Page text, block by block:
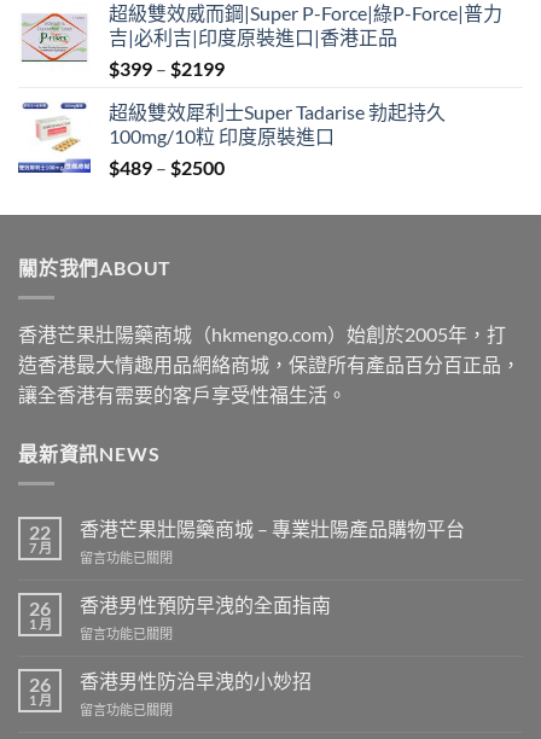
$399
through
$2199
超級雙效威而鋼|Super P-Force|綠P-Force|普力
吉|必利吉|印度原裝進口|香港正品
$399 – $2199Price
$399
through
$2199
超級雙效犀利士Super Tadarise 勃起持久
100mg/10粒 印度原裝進口
$489 – $2500Price
$489
關於我們ABOUT
香港芒果壯陽藥商城（hkmengo.com）始創於2005年，打
造香港最大情趣用品網絡商城，保證所有產品百分百正品，
讓全香港有需要的客戶享受性福生活。
最新資訊NEWS
22
7 月
香港芒果壯陽藥商城 – 專業壯陽產品購物平台
在
港
芒
果
陽
商
留言功能已關閉
26
1 月
香港男性預防早洩的全面指南
在
港
男
性
留言功能已關閉
26
1 月
香港男性防治早洩的小妙招
在
留言功能已關閉